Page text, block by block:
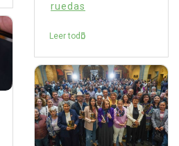
ruedas
Leer todo